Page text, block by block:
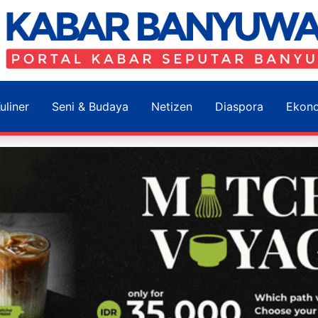
Seni & Budaya Netizen Diaspora